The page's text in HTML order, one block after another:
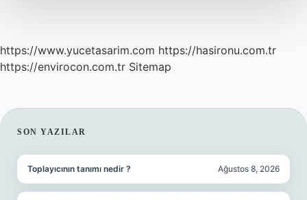
https://www.yucetasarim.com https://hasironu.com.tr
https://envirocon.com.tr Sitemap
SIDEBAR
SON YAZILAR
Toplayıcının tanımı nedir ? Ağustos 8, 2026